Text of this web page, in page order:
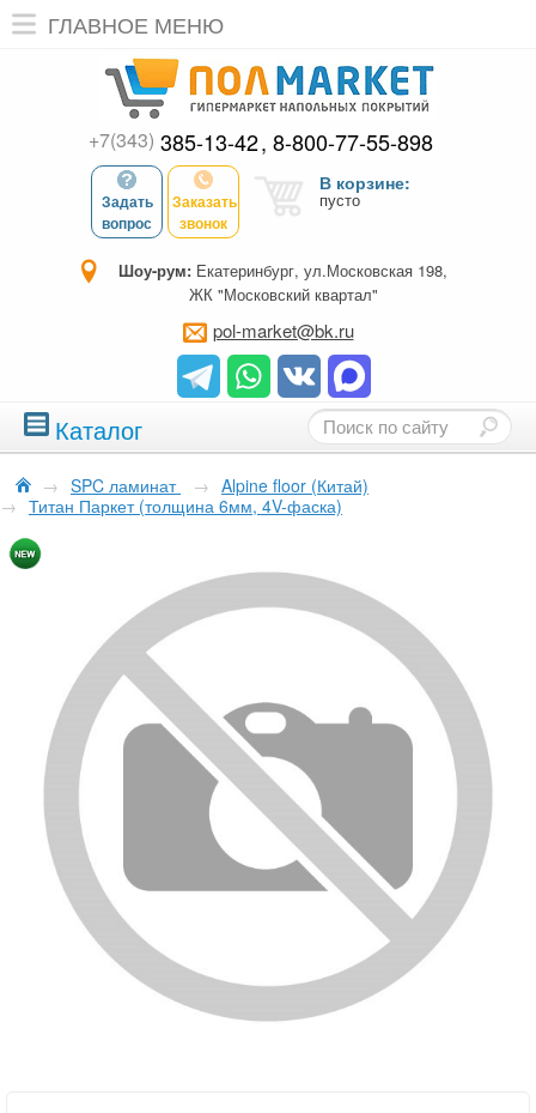
ГЛАВНОЕ МЕНЮ
+7(343) 385-13-42 8-800-77-55-898
Задать
вопрос
Заказать
звонок
В корзине:
пусто
Шоу-рум: Екатеринбург, ул.Московская 198,
ЖК "Московский квартал"
pol-market@bk.ru
Каталог
→ SPC ламинат → Alpine floor (Китай)
→ Титан Паркет (толщина 6мм, 4V-фаска)